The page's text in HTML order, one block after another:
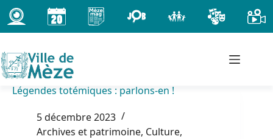
Passer
au
contenu
Légendes totémiques : parlons-en !
5 décembre 2023
Archives et patrimoine, Culture,